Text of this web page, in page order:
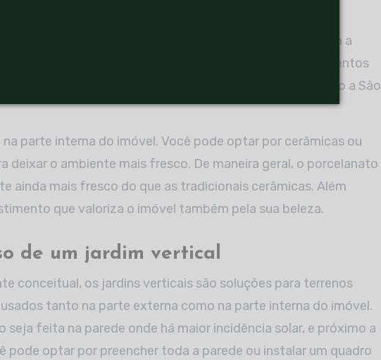
frios nas áreas externas. Esses materiais ajudam a
ao deixarem o ambiente mais fresco. Hoje, os revestimentos
são a ardósia, granito, mármore e pedras naturais, como a São
parte interna do imóvel. Você pode optar por cerâmicas ou
deixar o ambiente mais fresco. De maneira geral, o porcelanato
ainda mais fresco do que as tradicionais cerâmicas. Além
que valoriza o imóvel também pela sua beleza.
de um jardim vertical
conceitual, os jardins verticais são soluções para terrenos
tanto na parte externa como na parte interna do imóvel.
seja feita na parede onde há maior incidência solar, e próximo a
pode optar por preencher toda a parede ou instalar um quadro